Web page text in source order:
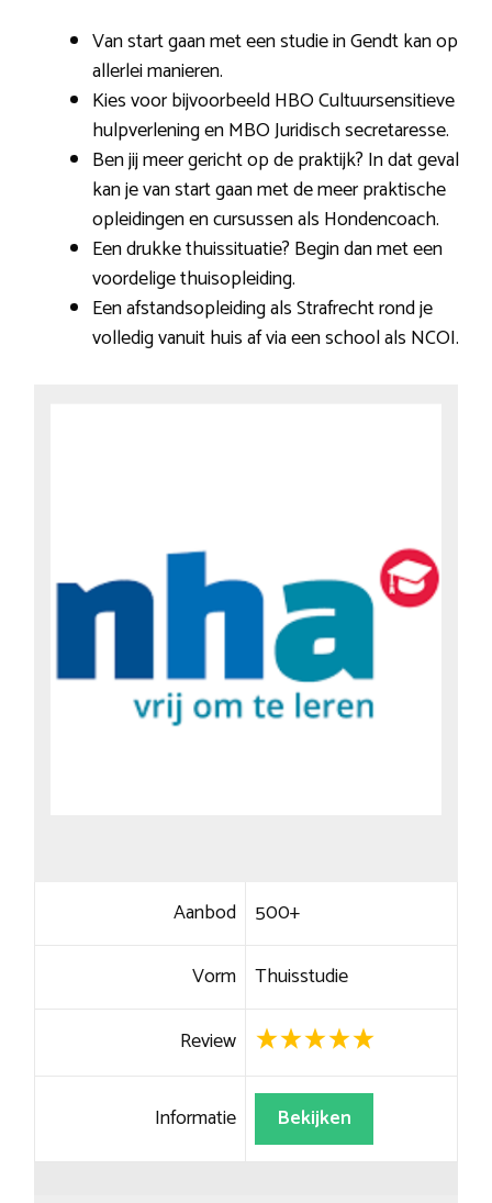
Van start gaan met een studie in Gendt kan op
allerlei manieren.
Kies voor bijvoorbeeld HBO Cultuursensitieve
hulpverlening en MBO Juridisch secretaresse.
Ben jij meer gericht op de praktijk? In dat geval
kan je van start gaan met de meer praktische
opleidingen en cursussen als Hondencoach.
Een drukke thuissituatie? Begin dan met een
voordelige thuisopleiding.
Een afstandsopleiding als Strafrecht rond je
volledig vanuit huis af via een school als NCOI.
Aanbod 500+
Vorm Thuisstudie
Review
Informatie Bekijken